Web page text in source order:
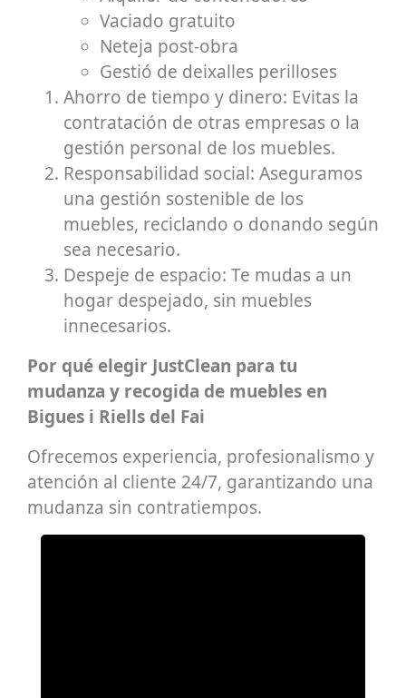
Vaciado gratuito
Neteja post-obra
Gestió de deixalles perilloses
Ahorro de tiempo y dinero: Evitas la
contratación de otras empresas o la
gestión personal de los muebles.
Responsabilidad social: Aseguramos
una gestión sostenible de los
muebles, reciclando o donando según
sea necesario.
Despeje de espacio: Te mudas a un
hogar despejado, sin muebles
innecesarios.
Por qué elegir JustClean para tu
mudanza y recogida de muebles en
Bigues i Riells del Fai
Ofrecemos experiencia, profesionalismo y
atención al cliente 24/7, garantizando una
mudanza sin contratiempos.